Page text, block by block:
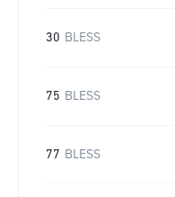
30 BLESS
75 BLESS
77 BLESS